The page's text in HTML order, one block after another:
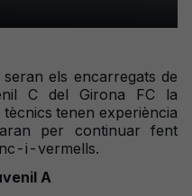
els encarregats de
C del Girona FC la
tenen experiència
per continuar fent
i-vermells.
A